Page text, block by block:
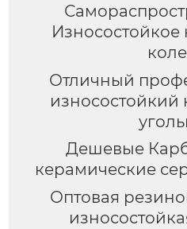
Отличный
износостойкий
Дешевые
керамические
Оптовая